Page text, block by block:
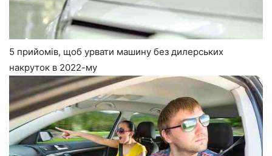
5 прийомів, щоб урвати машину без дилерських
накруток в 2022-му